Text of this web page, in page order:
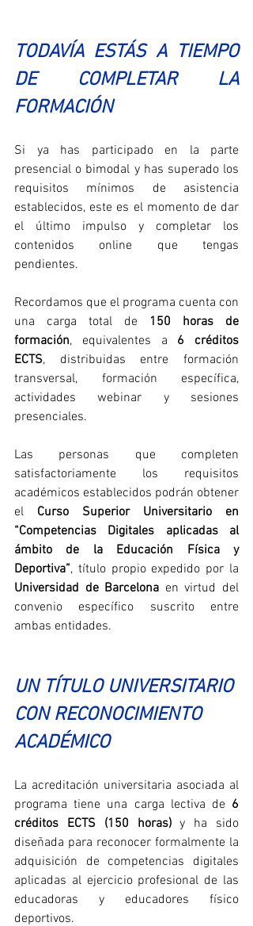
TODAVÍA ESTÁS A TIEMPO
DE COMPLETAR LA
FORMACIÓN
Si ya has participado en la parte
presencial o bimodal y has superado los
requisitos mínimos de asistencia
establecidos, este es el momento de dar
el último impulso y completar los
contenidos online que tengas
pendientes.
Recordamos que el programa cuenta con
una carga total de 150 horas de
formación, equivalentes a 6 créditos
ECTS, distribuidas entre formación
transversal, formación específica,
actividades webinar y sesiones
presenciales.
Las personas que completen
satisfactoriamente los requisitos
académicos establecidos podrán obtener
el Curso Superior Universitario en
“Competencias Digitales aplicadas al
ámbito de la Educación Física y
Deportiva”
Universidad de Barcelona en virtud del
convenio específico suscrito entre
ambas entidades.
UN TÍTULO UNIVERSITARIO
CON RECONOCIMIENTO
ACADÉMICO
La acreditación universitaria asociada al
programa tiene una carga lectiva de 6
créditos ECTS (150 horas) y ha sido
diseñada para reconocer formalmente la
adquisición de competencias digitales
aplicadas al ejercicio profesional de las
educadoras y educadores físico
deportivos.